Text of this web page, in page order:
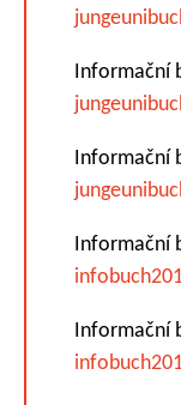
Informační
Informační
Informační
Informační